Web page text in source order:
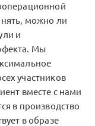
можно ли
и
Мы
участников
вместе с нами
в производство
в образе